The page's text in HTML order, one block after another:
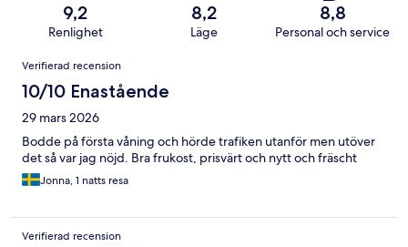
9,2
Renlighet
8,2
Läge
8,8
Personal och service
Recensioner
Verifierad recension
10/10 Enastående
29 mars 2026
Bodde på första våning och hörde trafiken utanför men utöver
det så var jag nöjd. Bra frukost, prisvärt och nytt och fräscht
Jonna, 1 natts resa
Verifierad recension